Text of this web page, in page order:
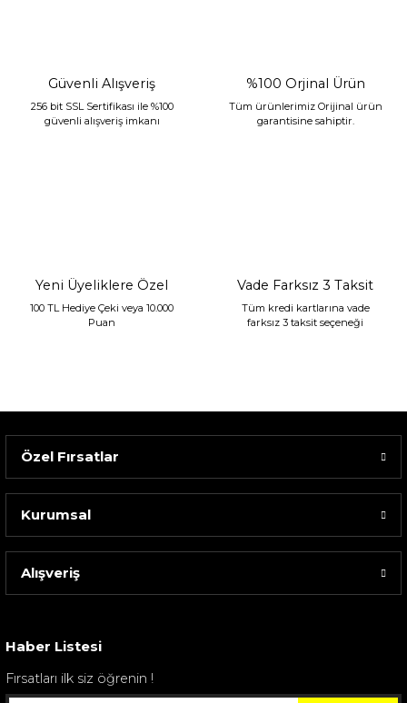
Sarev Elfıda Flanel Nevresim Takımı Çift Kişili...
Güvenli Alışveriş
256 bit SSL Sertifikası ile %100
güvenli alışveriş imkanı
%100 Orjinal Ürün
Tüm ürünlerimiz Orijinal ürün
garantisine sahiptir.
Yeni Üyeliklere Özel
100 TL Hediye Çeki veya 10.000
Puan
Vade Farksız 3 Taksit
Tüm kredi kartlarına vade
farksız 3 taksit seçeneği
Özel Fırsatlar
Kurumsal
Alışveriş
Haber Listesi
Fırsatları ilk siz öğrenin !